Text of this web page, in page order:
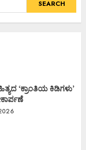
‘ಕ್ರಾಂತಿಯ ಕಿಡಿಗಳು’